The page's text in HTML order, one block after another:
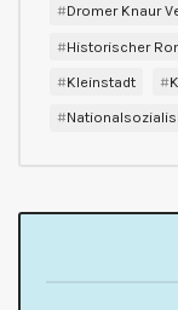
Dromer Knaur
Historischer
Kleinstadt